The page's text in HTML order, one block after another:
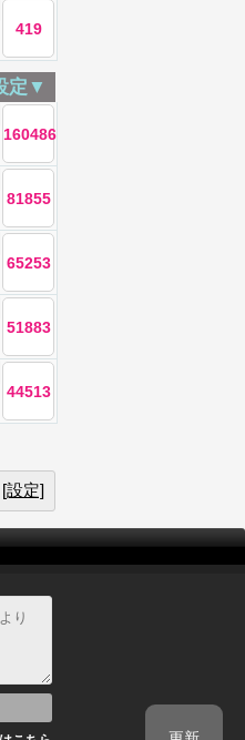
419
定▼
160486
81855
65253
51883
44513
[設定]